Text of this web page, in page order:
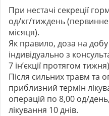
При нестачі секреції
од/кг/тиждень
місяця).
Як правило, доза на
індивідуально з
7 ін’єкції протягом
Після сильних травм та
приблизний термін
операцій по 8,00 од/
лікування 10 днів.